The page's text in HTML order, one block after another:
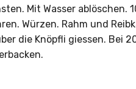
Mit Wasser ablöschen.
Würzen. Rahm und
die Knöpfli giessen. Bei